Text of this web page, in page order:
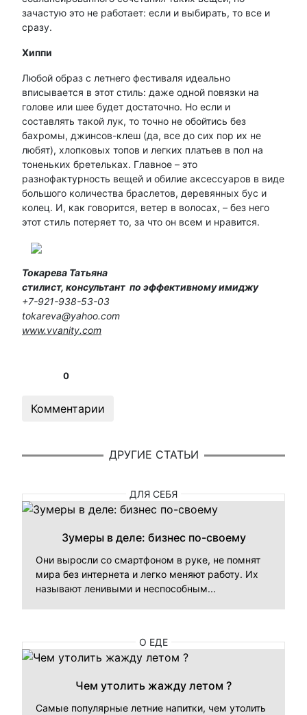
зачастую это не работает: если и выбирать, то все и
сразу.
Хиппи
Любой образ с летнего фестиваля идеально
вписывается в этот стиль: даже одной повязки на
голове или шее будет достаточно. Но если и
составлять такой лук, то точно не обойтись без
бахромы, джинсов-клеш (да, все до сих пор их не
любят), хлопковых топов и легких платьев в пол на
тоненьких бретельках. Главное – это
разнофактурность вещей и обилие аксессуаров в виде
большого количества браслетов, деревянных бус и
колец. И, как говорится, ветер в волосах, – без него
этот стиль потеряет то, за что он всем и нравится.
Токарева Татьяна
стилист, консультант по эффективному имиджу
+7-921-938-53-03
tokareva@yahoo.com
www.vvanity.com
0
Комментарии
ДРУГИЕ СТАТЬИ
ДЛЯ СЕБЯ
Зумеры в деле: бизнес по-своему
Они выросли со смартфоном в руке, не помнят
мира без интернета и легко меняют работу. Их
называют ленивыми и неспособным...
О ЕДЕ
Чем утолить жажду летом ?
Самые популярные летние напитки, чем утолить